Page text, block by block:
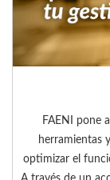
FAENI pone
herramientas
optimizar el